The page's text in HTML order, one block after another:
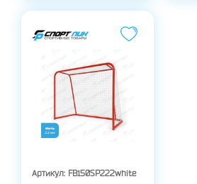
Артикул: FB150SP222white